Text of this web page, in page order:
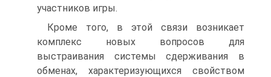
участников игры.
Кроме того, в этой связи возникает
комплекс новых вопросов для
выстраивания системы сдерживания в
обменах, характеризующихся свойством